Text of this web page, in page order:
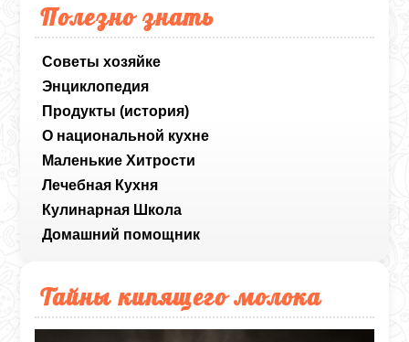
Полезно знать
Советы хозяйке
Энциклопедия
Продукты (история)
О национальной кухне
Маленькие Хитрости
Лечебная Кухня
Кулинарная Школа
Домашний помощник
Тайны кипящего молока